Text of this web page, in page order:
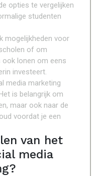
opties te vergelijken
studenten
mogelijkheden voor
of om
ook lonen om eens
investeert.
media marketing
is belangrijk om
maar ook naar de
voordat je een
van het
media